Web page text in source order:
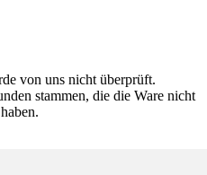
von uns nicht überprüft.
stammen, die die Ware nicht